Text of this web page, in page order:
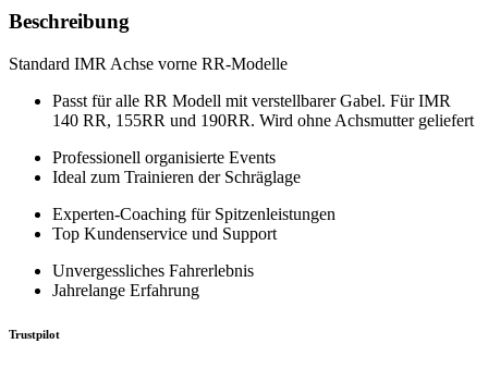
Beschreibung
Standard IMR Achse vorne RR-Modelle
Passt für alle RR Modell mit verstellbarer Gabel. Für IMR
140 RR, 155RR und 190RR. Wird ohne Achsmutter geliefert
Professionell organisierte Events
Ideal zum Trainieren der Schräglage
Experten-Coaching für Spitzenleistungen
Top Kundenservice und Support
Unvergessliches Fahrerlebnis
Jahrelange Erfahrung
Trustpilot